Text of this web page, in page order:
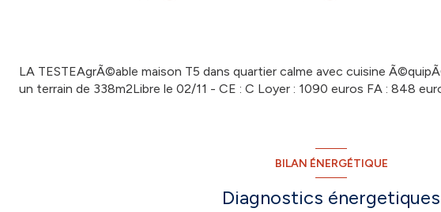
LA TESTEAgrÃ©able maison T5 dans quartier calme avec cuisine
un terrain de 338m2Libre le 02/11 - CE : C Loyer : 1090 euros FA : 848
BILAN ÉNERGÉTIQUE
Diagnostics énergetiques